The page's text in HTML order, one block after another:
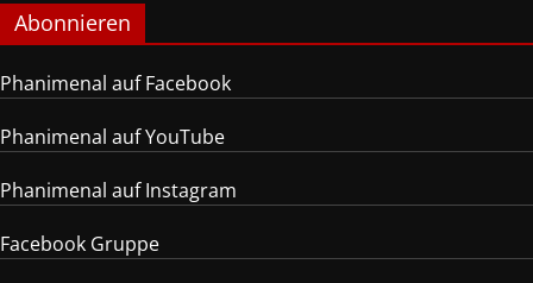
Abonnieren
Phanimenal auf Facebook
Phanimenal auf YouTube
Phanimenal auf Instagram
Facebook Gruppe